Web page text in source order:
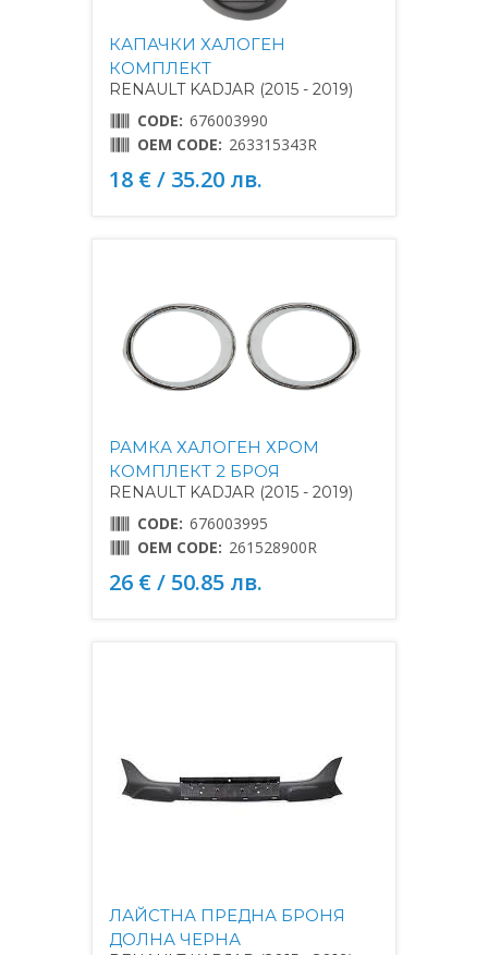
КАПАЧКИ ХАЛОГЕН
КОМПЛЕКТ
RENAULT KADJAR (2015 - 2019)
CODE: 676003990
OEM CODE: 263315343R
18 € / 35.20 лв.
РАМКА ХАЛОГЕН ХРОМ
КОМПЛЕКТ 2 БРОЯ
RENAULT KADJAR (2015 - 2019)
CODE: 676003995
OEM CODE: 261528900R
26 € / 50.85 лв.
ЛАЙСТНА ПРЕДНА БРОНЯ
ДОЛНА ЧЕРНА